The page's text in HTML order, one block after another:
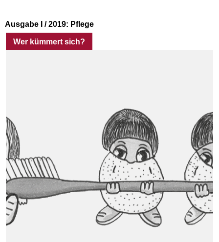
Ausgabe I / 2019: Pflege
Wer kümmert sich?